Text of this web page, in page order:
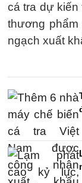
cá tra dự kiến
thương
ngạch xuất